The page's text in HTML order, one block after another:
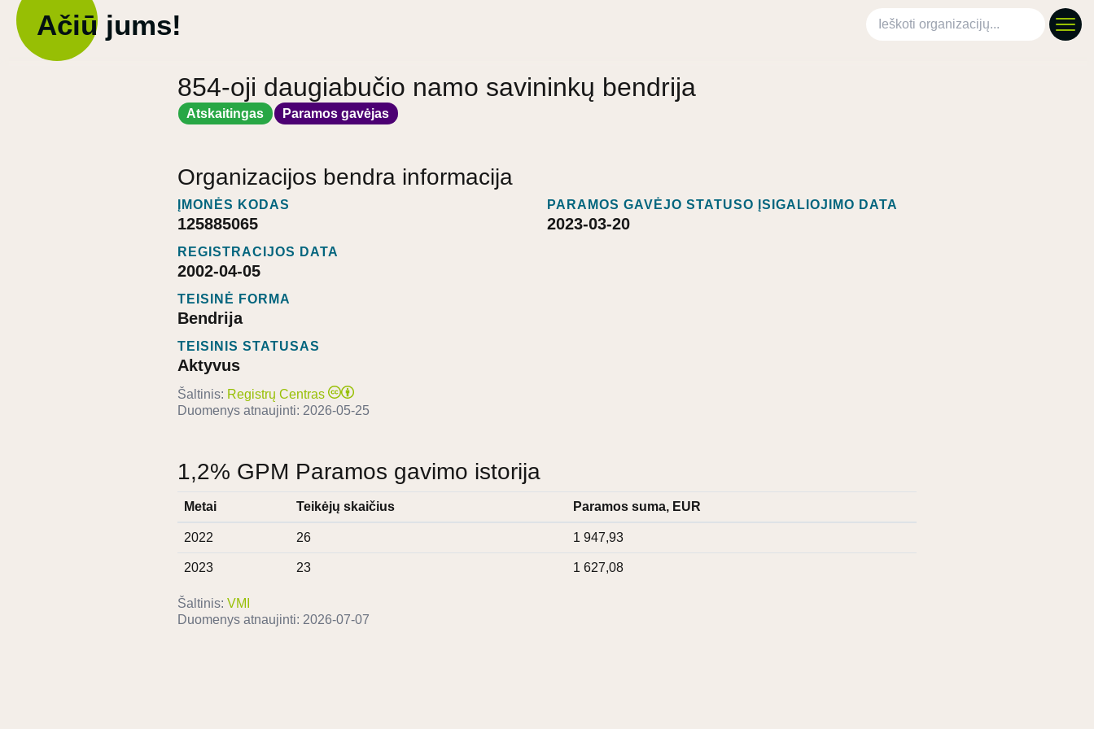
Ačiū jums! Ieškoti organizacijų
854-oji daugiabučio namo savininkų bendrija
Atskaitingas Paramos gavėjas
Organizacijos bendra informacija
ĮMONĖS KODAS
125885065
REGISTRACIJOS DATA
2002-04-05
TEISINĖ FORMA
Bendrija
TEISINIS STATUSAS
Aktyvus
PARAMOS GAVĖJO STATUSO ĮSIGALIOJIMO DATA
2023-03-20
Šaltinis: Registrų Centras
Duomenys atnaujinti: 2026-05-25
1,2% GPM Paramos gavimo istorija
Metai Teikėjų skaičius Paramos suma, EUR
2022 26 1 947,93
2023 23 1 627,08
Šaltinis: VMI
Duomenys atnaujinti: 2026-07-07